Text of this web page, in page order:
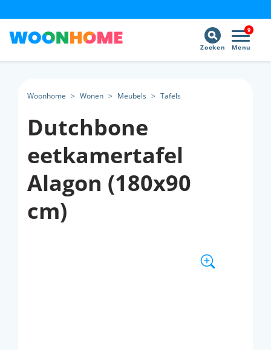
9
Menu
Zoeken
Woonhome > Wonen > Meubels > Tafels
Dutchbone
eetkamertafel
Alagon (180x90
cm)